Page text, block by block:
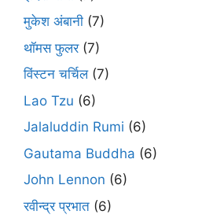
मुकेश अंबानी (7)
थॉमस फुलर(7)
विंस्टन चर्चिल(7)
Lao Tzu (6)
Jalaluddin Rumi (6)
Gautama Buddha (6)
John Lennon (6)
रवीन्द्र प्रभात (6)